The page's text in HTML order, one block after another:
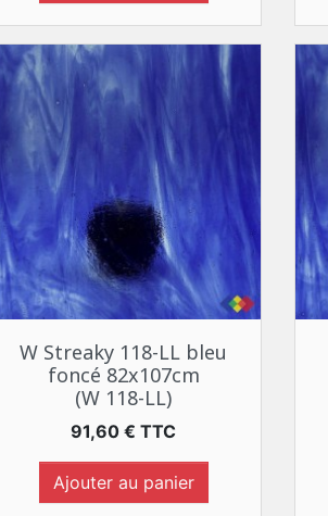
Aperçu rapide
W Streaky 118-LL bleu
foncé 82x107cm
(W 118-LL)
Prix
91,60 € TTC
Ajouter au panier